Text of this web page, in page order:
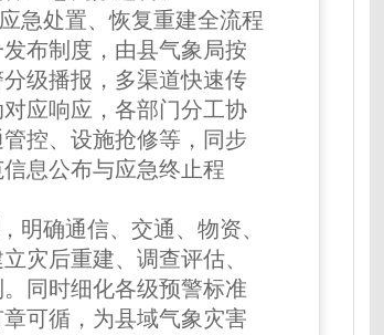
处置、恢复重建全流程
布制度，由县气象局按
级播报，多渠道快速传
应响应，各部门分工协
控、设施抢修等，同步
息公布与应急终止程
确通信、交通、物资、
灾后重建、调查评估、
同时细化各级预警标准
可循，为县域气象灾害